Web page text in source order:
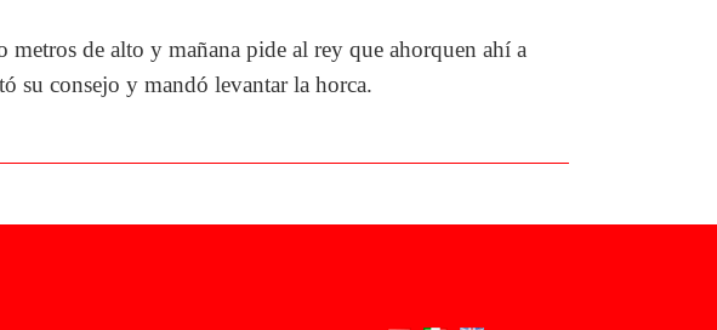
de alto y mañana pide al rey que ahorquen ahí a
su consejo y mandó levantar la horca.